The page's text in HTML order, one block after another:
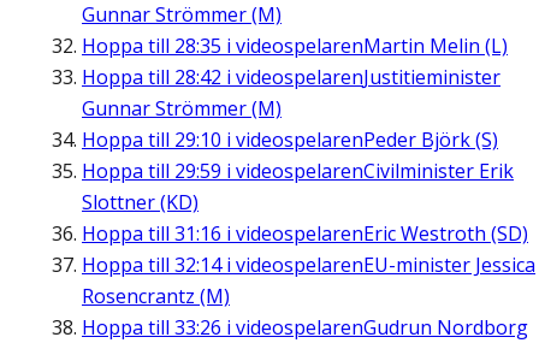
Gunnar Strömmer (M)
Hoppa till 28:35 i videospelarenMartin Melin (L)
Hoppa till 28:42 i videospelarenJustitieminister
Gunnar Strömmer (M)
Hoppa till 29:10 i videospelarenPeder Björk (S)
Hoppa till 29:59 i videospelarenCivilminister Erik
Slottner (KD)
Hoppa till 31:16 i videospelarenEric Westroth (SD)
Hoppa till 32:14i videospelarenEU-minister Jessica
Rosencrantz (M)
Hoppa till 33:26 i videospelarenGudrun Nordborg